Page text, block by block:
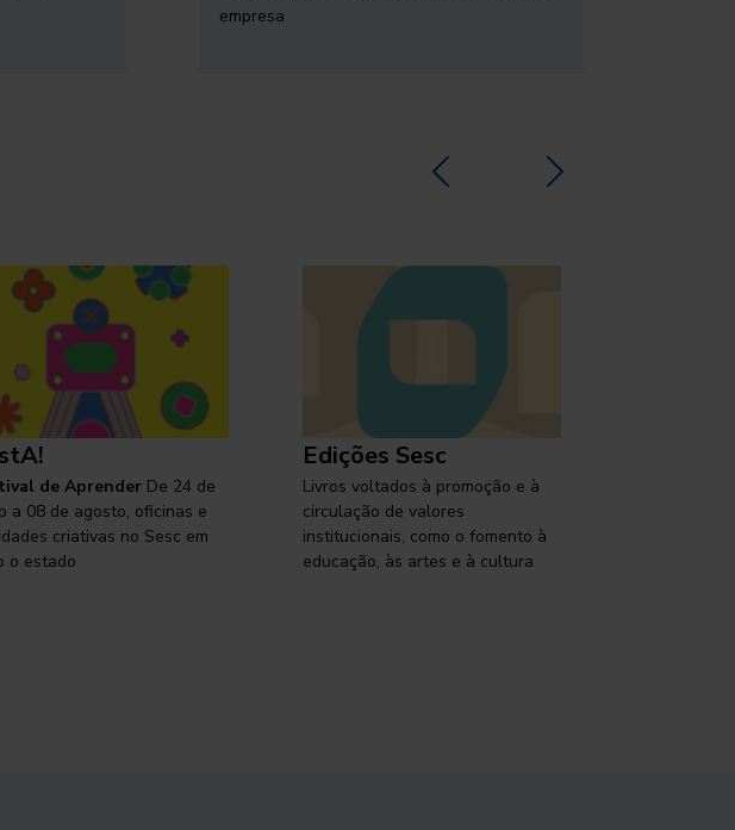
empresa
de Aprender De 24 de
a 08 de agosto, oficinas e
criativas no Sesc em
o estado
Edições Sesc
Livros voltados à promoção e à
circulação de valores
institucionais, como o fomento à
educação, às artes e à cultura